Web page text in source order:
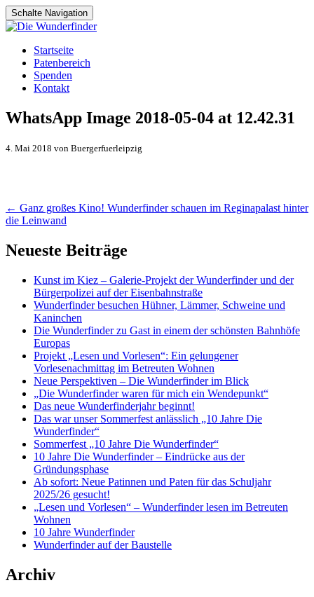
Schalte Navigation
Zum
Inhalt
springen
Startseite
Patenbereich
Spenden
Kontakt
WhatsApp Image 2018-05-04 at 12.42.31
4. Mai 2018 von Buergerfuerleipzig
Artikel-
Navigation
← Ganz großes Kino! Wunderfinder schauen im Reginapalast hinter
die Leinwand
Neueste Beiträge
Kunst im Kiez – Galerie-Projekt der Wunderfinder und der
Bürgerpolizei auf der Eisenbahnstraße
Wunderfinder besuchen Hühner, Lämmer, Schweine und
Kaninchen
Die Wunderfinder zu Gast in einem der schönsten Bahnhöfe
Europas
Projekt „Lesen und Vorlesen“: Ein gelungener
Vorlesenachmittag im Betreuten Wohnen
Neue Perspektiven – Die Wunderfinder im Blick
„Die Wunderfinder waren für mich ein Wendepunkt“
Das neue Wunderfinderjahr beginnt!
Das war unser Sommerfest anlässlich „10 Jahre Die
Wunderfinder“
Sommerfest „10 Jahre Die Wunderfinder“
10 Jahre Die Wunderfinder – Eindrücke aus der
Gründungsphase
Ab sofort: Neue Patinnen und Paten für das Schuljahr
2025/26 gesucht!
„Lesen und Vorlesen“ – Wunderfinder lesen im Betreuten
Wohnen
10 Jahre Wunderfinder
Wunderfinder auf der Baustelle
Archiv